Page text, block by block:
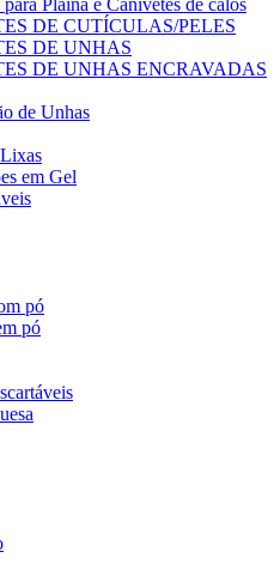
Plaina e Canivetes de calos
DE CUTÍCULAS/PELES
DE UNHAS
DE UNHAS ENCRAVADAS
de Unhas
em Gel
pó
pó